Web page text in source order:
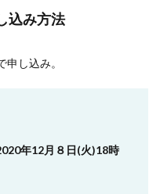
込み方法
し込み。
年12月８日(火)18時